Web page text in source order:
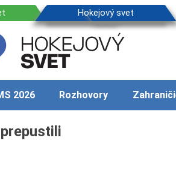
2026 Rozhovory